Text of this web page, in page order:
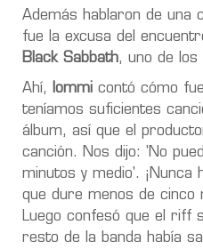
Además hablaron de una
fue la excusa del
Black Sabbath, uno de
Ahí, Iommi contó cómo
teníamos suficientes
álbum, así que el
canción. Nos dijo: 'No
minutos y medio'. ¡Nunca
que dure menos de cinco
Luego confesó que el riff
resto de la banda había